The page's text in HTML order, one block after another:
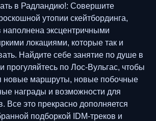
в Радландию!: Совершите
утопии скейтбординга,
наполнена эксцентричными
локациями, которые так и
Найдите себе занятие по душе в
прогуляйтесь по Лос-Вульгас, чтобы
новые маршруты, новые побочные
награды и возможности для
Все это прекрасно дополняется
подборкой IDM-треков и